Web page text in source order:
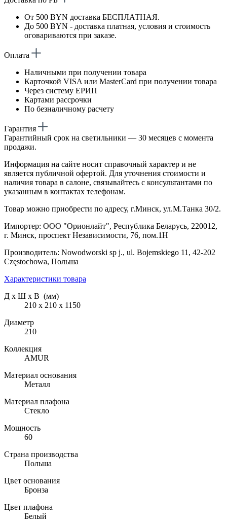
От 500 BYN доставка БЕСПЛАТНАЯ.
До 500 BYN - доставка платная, условия и стоимость
оговариваются при заказе.
Оплата
Наличными при получении товара
Карточкой VISA или MasterCard при получении товара
Через систему ЕРИП
Картами рассрочки
По безналичному расчету
Гарантия
Гарантийный срок на светильники — 30 месяцев с момента
продажи.
Информация на сайте носит справочный характер и не
является публичной офертой. Для уточнения стоимости и
наличия товара в салоне, связывайтесь с консультантами по
указанным в контактах телефонам.
Товар можно приобрести по адресу, г.Минск, ул.М.Танка 30/2.
Импортер: ООО "Орионлайт", Республика Беларусь, 220012,
г. Минск, проспект Независимости, 76, пом.1Н
Производитель: Nowodworski sp j., ul. Bojemskiego 11, 42-202
Częstochowa, Польша
Характеристики товара
Д х Ш х В (мм)
210 х 210 х 1150
Диаметр
210
Коллекция
AMUR
Материал основания
Металл
Материал плафона
Стекло
Мощность
60
Страна производства
Польша
Цвет основания
Бронза
Цвет плафона
Белый